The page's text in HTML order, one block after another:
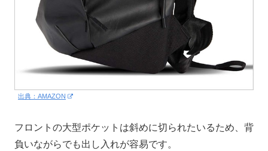
出典：AMAZON
フロントの大型ポケットは斜めに切られたいるため、背
負いながらでも出し入れが容易です。